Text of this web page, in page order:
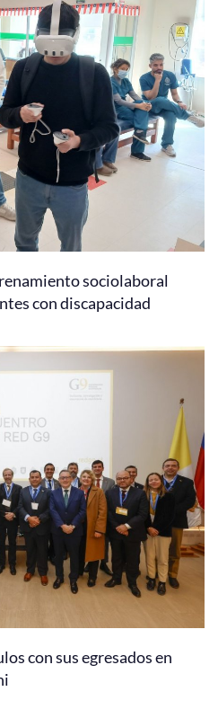
sociolaboral
con discapacidad
con sus egresados en